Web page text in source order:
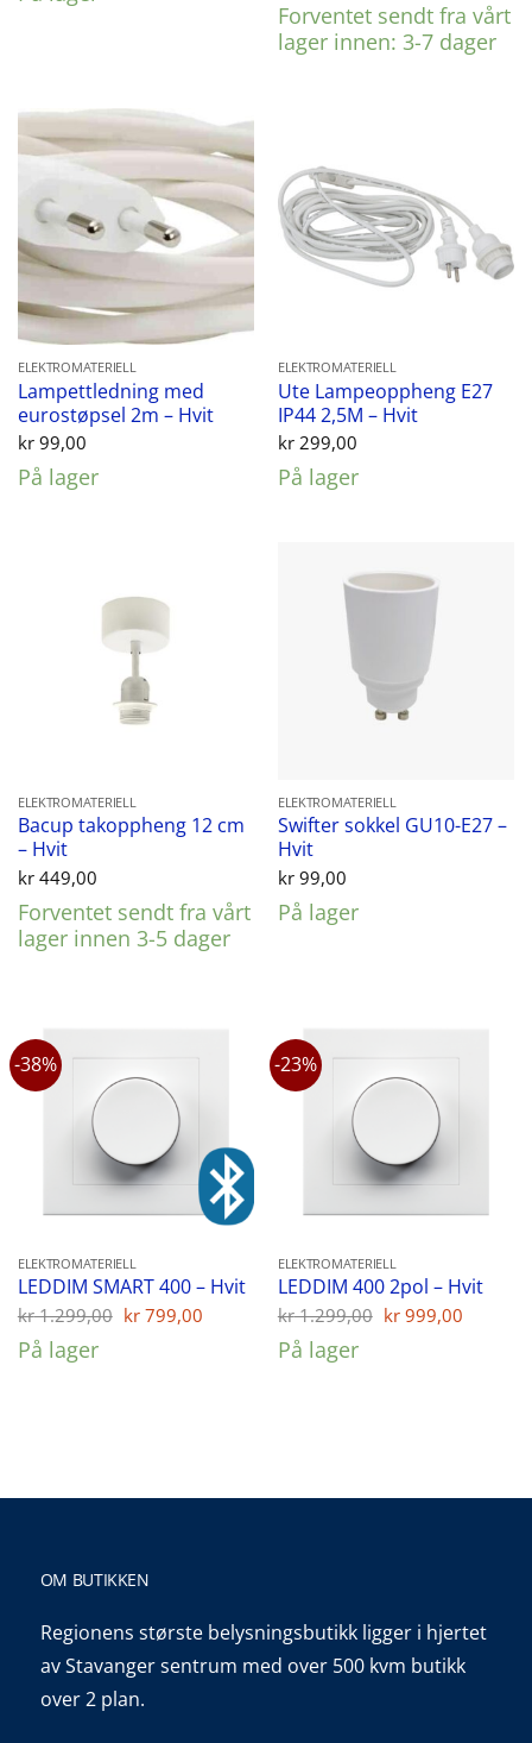
kr 499,00.Forventet sendt fra vårt
lager innen: 3-7 dager
ELEKTROMATERIELL
Lampettledning med
eurostøpsel 2m – Hvit
kr99,00
På lager
ELEKTROMATERIELL
Ute Lampeoppheng E27
IP44 2,5M – Hvit
kr299,00
På lager
ELEKTROMATERIELL
Bacup takoppheng 12 cm
– Hvit
kr449,00
Forventet sendt fra vårt
lager innen 3-5 dager
ELEKTROMATERIELL
Swifter sokkel GU10-E27 –
Hvit
kr99,00
På lager
-38%
ELEKTROMATERIELL
LEDDIM SMART 400 – Hvit
kr1.299,00 Opprinnelig
kr 799,00 Nåværende
På lager
-23%
ELEKTROMATERIELL
LEDDIM 400 2pol – Hvit
kr1.299,00 Opprinnelig
kr 999,00
På lager
OM BUTIKKEN
Regionens største belysningsbutikk ligger i hjertet
av Stavanger sentrum med over 500 kvm butikk
over 2 plan.